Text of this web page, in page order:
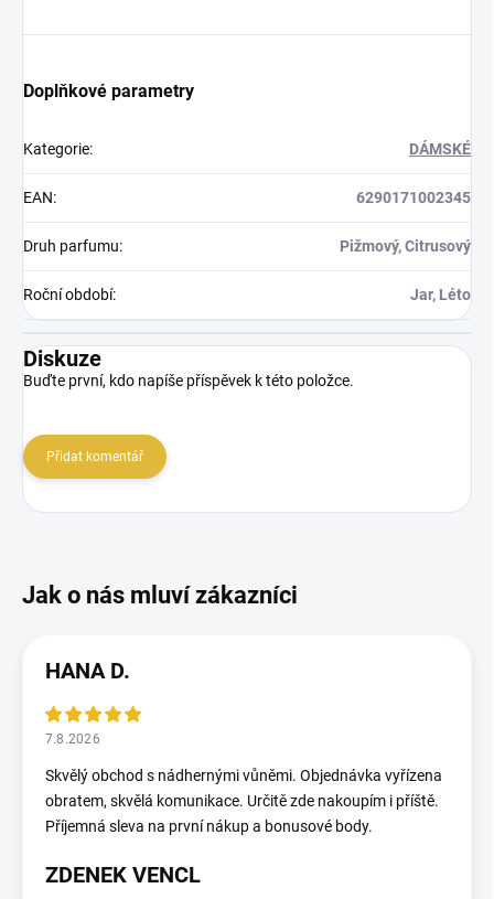
Doplňkové parametry
Kategorie: DÁMSKÉ
EAN: 6290171002345
Druh parfumu: Pižmový, Citrusový
Roční období: Jar, Léto
Diskuze
Buďte první, kdo napíše příspěvek k této položce.
Přidat komentář
HANA D.
7.8.2026
Skvělý obchod s nádhernými vůněmi. Objednávka vyřízena
obratem, skvělá komunikace. Určitě zde nakoupím i příště.
Příjemná sleva na první nákup a bonusové body.
ZDENEK VENCL